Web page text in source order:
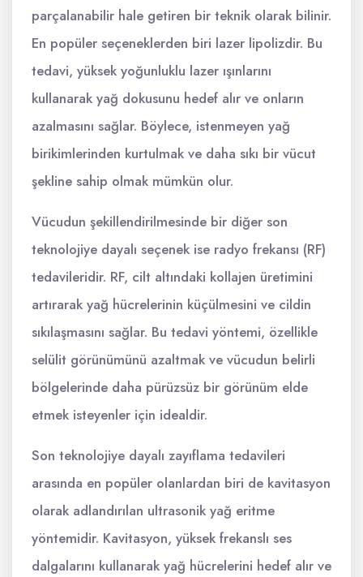
parçalanabilir hale getiren bir teknik olarak bilinir.
En popüler seçeneklerden biri lazer lipolizdir. Bu
tedavi, yüksek yoğunluklu lazer ışınlarını
kullanarak yağ dokusunu hedef alır ve onların
azalmasını sağlar. Böylece, istenmeyen yağ
birikimlerinden kurtulmak ve daha sıkı bir vücut
şekline sahip olmak mümkün olur.
Vücudun şekillendirilmesinde bir diğer son
teknolojiye dayalı seçenek ise radyo frekansı (RF)
tedavileridir. RF, cilt altındaki kollajen üretimini
artırarak yağ hücrelerinin küçülmesini ve cildin
sıkılaşmasını sağlar. Bu tedavi yöntemi, özellikle
selülit görünümünü azaltmak ve vücudun belirli
bölgelerinde daha pürüzsüz bir görünüm elde
etmek isteyenler için idealdir.
Son teknolojiye dayalı zayıflama tedavileri
arasında en popüler olanlardan biri de kavitasyon
olarak adlandırılan ultrasonik yağ eritme
yöntemidir. Kavitasyon, yüksek frekanslı ses
dalgalarını kullanarak yağ hücrelerini hedef alır ve